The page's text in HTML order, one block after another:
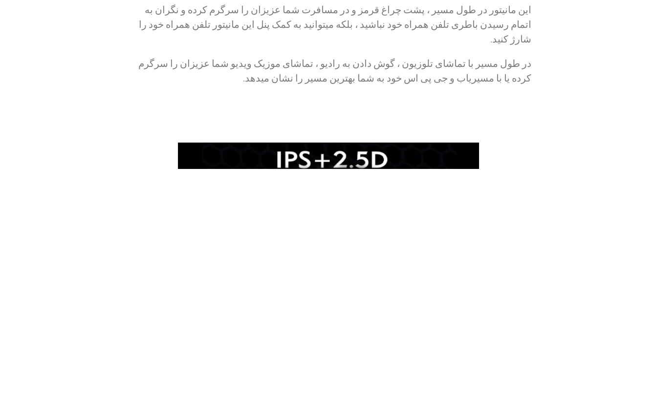
این مانیتور در طول مسیر ، پشت چراغ قرمز و در مسافرت شما عزیزان را سرگرم کرده و نگران به
اتمام رسیدن باطری تلفن همراه خود نباشید ، بلکه میتوانید به کمک پنل این مانیتور تلفن همراه خود را
شارژ کنید.
در طول مسیر با تماشای تلوزیون ، گوش دادن به رادیو ، تماشای موزیک ویدیو شما عزیزان را سرگرم
کرده یا با مسیریاب و جی پی اس خود به شما بهترین مسیر را نشان میدهد.